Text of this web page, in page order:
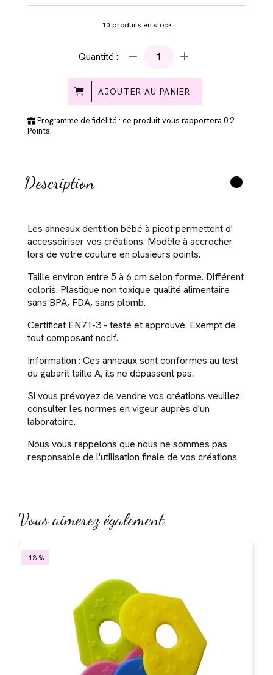
10 produits en stock
Quantité :
AJOUTER AU PANIER
Programme de fidélité : ce produit vous rapportera 0.2
Points.
Description
Les anneaux dentition bébé à picot permettent d'
accessoiriser vos créations. Modèle à accrocher
lors de votre couture en plusieurs points.
Taille environ entre 5 à 6 cm selon forme. Différent
coloris. Plastique non toxique qualité alimentaire
sans BPA, FDA, sans plomb.
Certificat EN71-3 - testé et approuvé. Exempt de
tout composant nocif.
Information : Ces anneaux sont conformes au test
du gabarit taille A, ils ne dépassent pas.
Si vous prévoyez de vendre vos créations veuillez
consulter les normes en vigeur auprès d'un
laboratoire.
Nous vous rappelons que nous ne sommes pas
responsable de l'utilisation finale de vos créations.
Vous aimerez également
-13 %